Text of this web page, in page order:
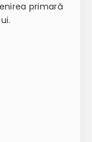
primară